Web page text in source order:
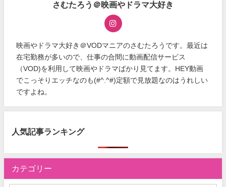
さむたろう＠映画やドラマ大好き
映画やドラマ大好き＠VODマニアのさむたろうです。最近は
在宅勤務が多いので、仕事の合間に動画配信サービス
（VOD)を利用して映画やドラマばかり見てます。HEY動画
でこっそりエッチなのも(#^.^#)定額で見放題なのはうれしい
ですよね。
人気記事ランキング
カテゴリー